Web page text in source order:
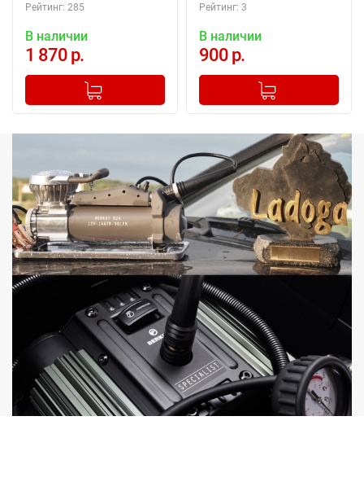
Рейтинг: 285
В наличии
1 870 р.
+
Добавлено в корзину
Рейтинг: 3
В наличии
900 р.
+
Добавлено в корзину